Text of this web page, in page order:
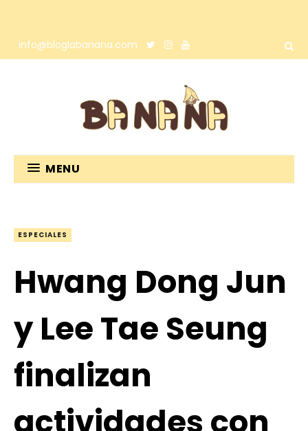
info@bloglabanana.com
MENU
ESPECIALES
Hwang Dong Jun
y Lee Tae Seung
finalizan